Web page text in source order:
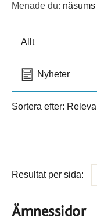
Menade du: näsums
Allt
Nyheter
Sortera efter:
Resultat per sida:
Ämnessidor